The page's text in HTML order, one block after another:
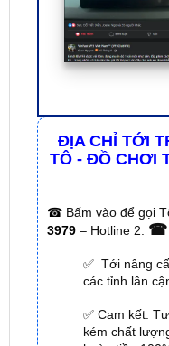
TÔ - ĐỒ CHƠI
☎Bấm vào để gọi
✅ Tới nâng
các tỉnh lân
✅ Cam kết:
kém chất
✅ Thời gian